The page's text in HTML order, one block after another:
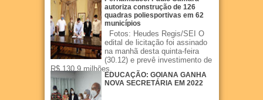
autoriza construção de 126
quadras poliesportivas em 62
municípios
Fotos: Heudes Regis/SEI O
edital de licitação foi assinado
na manhã desta quinta-feira
(30.12) e prevê investimento de
R$ 130,9 milhões.
EDUCAÇÃO: GOIANA GANHA
NOVA SECRETÁRIA EM 2022